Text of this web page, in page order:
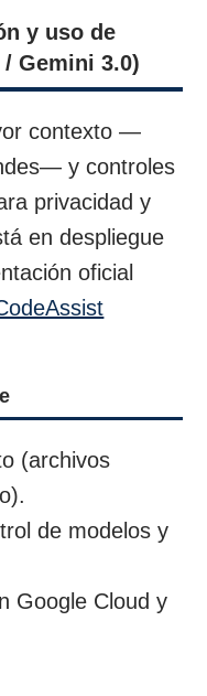
y uso de
Gemini 3.0)
contexto —
y controles
privacidad y
en despliegue
oficial
(archivos
de modelos y
Google Cloud y